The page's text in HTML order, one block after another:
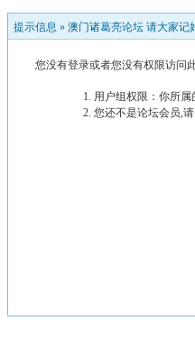
提示信息 » 澳门诸葛亮论坛 请大家记
您没有登录或者您没有权限访问
用户组权限：你所
您还不是论坛会员,